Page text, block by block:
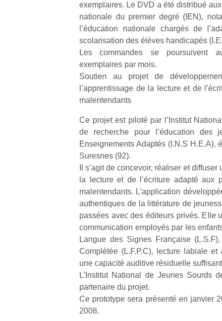
exemplaires. Le DVD a été distribué
nationale du premier degré (IEN),
l’éducation nationale chargés de
scolarisation des élèves handicapés
Les commandes se poursuivent
exemplaires par mois.
Soutien au projet de
l’apprentissage de la lecture et de
malentendants
Ce projet est piloté par l’Institut
de recherche pour l’éducation des
Enseignements Adaptés (I.N.S H.E.A),
Suresnes (92).
Il s’agit de concevoir, réaliser et
la lecture et de l’écriture adapté aux
malentendants. L’application
authentiques de la littérature de
passées avec des éditeurs privés. Elle
communication employés par les
Langue des Signes Française
Complétée (L.F.P.C), lecture labiale
une capacité auditive résiduelle
L’Institut National de Jeunes Sourds
partenaire du projet.
Ce prototype sera présenté en janvier
2008.